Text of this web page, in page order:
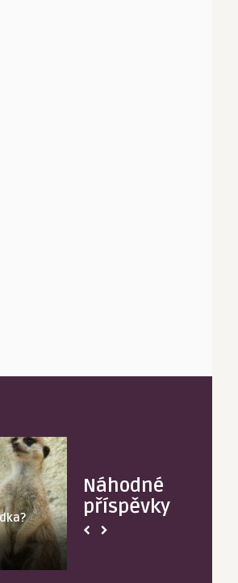
Náhodné
příspěvkyNejvětší